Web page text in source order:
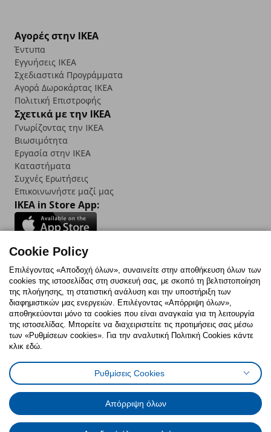
Αγορές στην IKEA
Έντυπα
Εγγυήσεις IKEA
Σχεδιαστικά Προγράμματα
Αγορά Δωρoκάρτας IKEA
Πολιτική Επιστροφής
Σχετικά με την IKEA
Γνωρίζοντας την IKEA
Βιωσιμότητα
Εργασία στην IKEA
Καταστήματα
Συχνές Ερωτήσεις
Επικοινωνήστε μαζί μας
IKEA in Store App:
Follow us:
FacebookInstagram
TikTokYoutubePinterestTwitter
Πολιτική CookiesΔήλωση ψηφιακής προσβασιμότητας
Ρυθμίσεις cookiesΌροι Χρήσης
Γενική Πολιτική Προσωπικών Δεδομένων
Πολιτική Προσωπικών Δεδομένων για ΙΚΕΑ.gr
Κώδικας Καταναλωτικής Δεοντολογίας
Cookie Policy
Επιλέγοντας «Αποδοχή όλων», συναινείτε στην αποθήκευση όλων των
cookies της ιστοσελίδας στη συσκευή σας, με σκοπό τη βελτιστοποίηση
της πλοήγησης, τη στατιστική ανάλυση και την υποστήριξη των
διαφημιστικών μας ενεργειών. Επιλέγοντας «Απόρριψη όλων»,
αποθηκεύονται μόνο τα cookies που είναι αναγκαία για τη λειτουργία
της ιστοσελίδας. Μπορείτε να διαχειριστείτε τις προτιμήσεις σας μέσω
των «Ρυθμίσεων cookies». Για την αναλυτική Πολιτική Cookies κάντε
κλικ εδώ.
Ρυθμίσεις Cookies
Απόρριψη όλων